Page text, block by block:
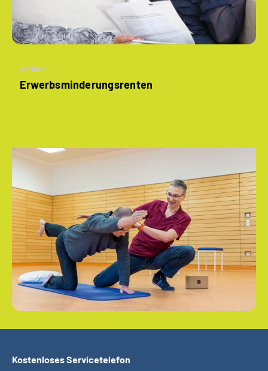
Artikel
­Erwerbsminderungs­renten
Kostenloses Servicetelefon